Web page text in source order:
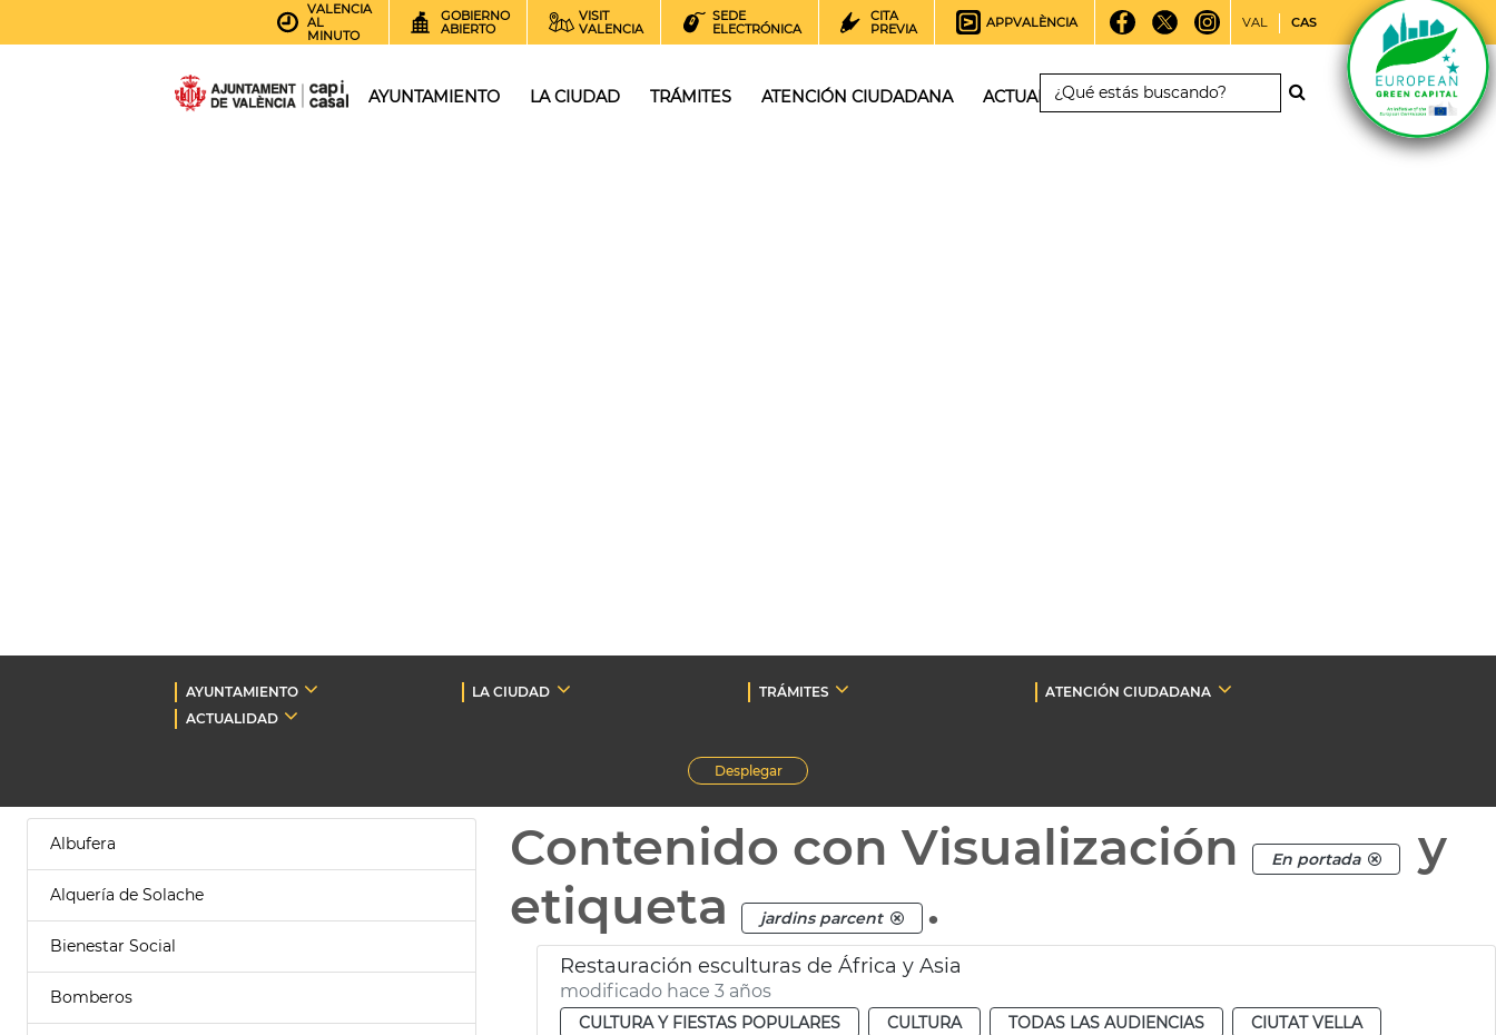
VALENCIA
AL
MINUTO
GOBIERNO
ABIERTO
VISIT
VALENCIA
SEDE
ELECTRÓNICA
CITA
PREVIA
APPVALÈNCIA VAL CAS
AYUNTAMIENTO LA CIUDAD TRÁMITES ATENCIÓN CIUDADANA ACTUALIDAD
AYUNTAMIENTO LA CIUDAD TRÁMITES
ATENCIÓN CIUDADANA
ACTUALIDAD
Desplegar
Albufera
Alquería de Solache
Bienestar Social
Bomberos
Contenido con Visualización En portada
y
etiqueta
jardins parcent .
Restauración esculturas de África y Asia
modificado hace 3 años
CULTURA Y FIESTAS POPULARES CULTURA TODAS LAS AUDIENCIAS
CIUTAT VELLA